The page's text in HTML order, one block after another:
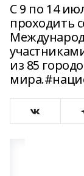
С 9 по 14
проходить
из 85